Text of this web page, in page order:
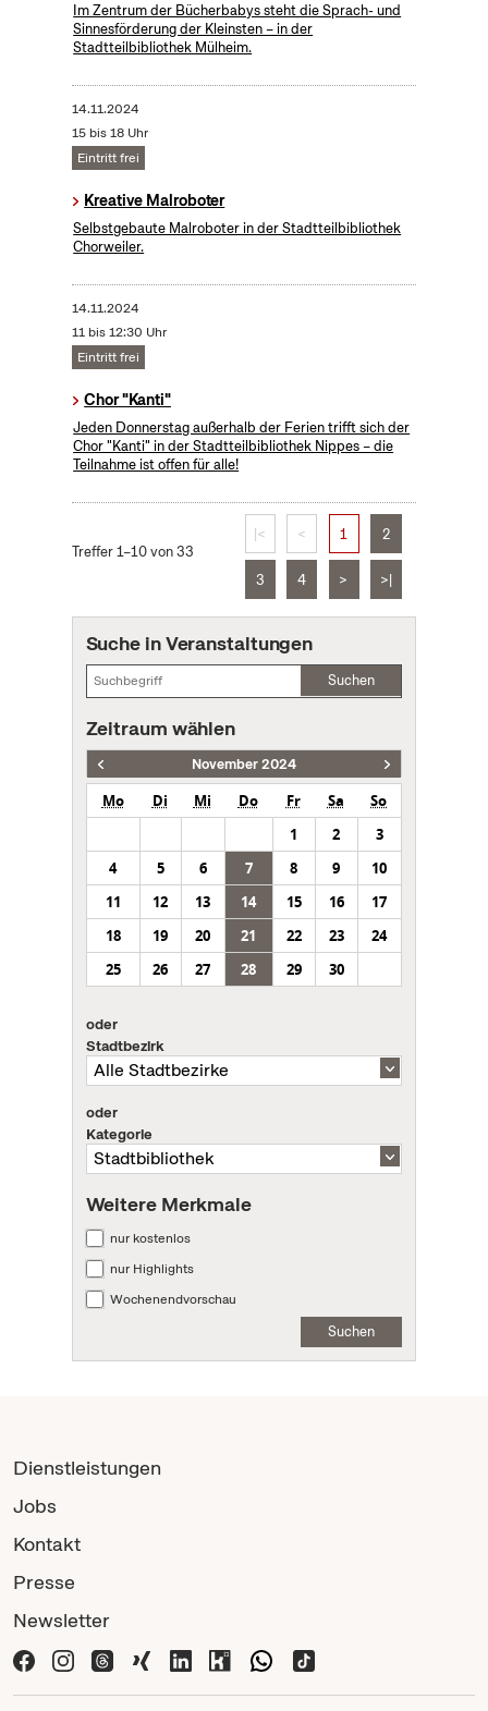
Im Zentrum der Bücherbabys steht die Sprach- und
Sinnesförderung der Kleinsten – in der
Stadtteilbibliothek Mülheim.
14.11.2024
15 bis 18 Uhr
Eintritt frei
Kreative Malroboter
Selbstgebaute Malroboter in der Stadtteilbibliothek
Chorweiler.
14.11.2024
11 bis 12:30 Uhr
Eintritt frei
Chor "Kanti"
Jeden Donnerstag außerhalb der Ferien trifft sich der
Chor "Kanti" in der Stadtteilbibliothek Nippes – die
Teilnahme ist offen für alle!
Treffer 1–10 von 33
|< < 1 2
3 4 > >|
Suche in Veranstaltungen
Suchen
Zeitraum wählen
November 2024
Mo Di Mi Do Fr Sa
So
1
2
3
4
5 6 7 8 9
10
11
12 13 14 15 16
17
18
19 20 21 22 23
24
25
26 27 28 29 30
oder
Stadtbezirk
oder
Kategorie
Weitere Merkmale
nur kostenlos
nur Highlights
Wochenendvorschau
Suchen
Dienstleistungen
Jobs
Kontakt
Presse
Newsletter